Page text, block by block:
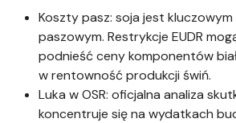
Koszty pasz: soja jest
paszowym. Restrykcje EUDR
podnieść ceny komponentów
w rentowność produkcji świń.
Luka w OSR: oficjalna analiza
koncentruje się na wydatkach